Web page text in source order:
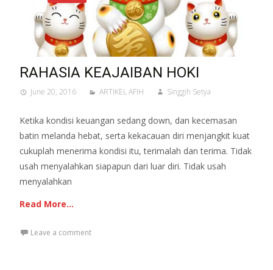
RAHASIA KEAJAIBAN HOKI
June 20, 2016 ARTIKEL AFIH Singgih Setya
Ketika kondisi keuangan sedang down, dan kecemasan
batin melanda hebat, serta kekacauan diri menjangkit kuat
cukuplah menerima kondisi itu, terimalah dan terima. Tidak
usah menyalahkan siapapun dari luar diri. Tidak usah
menyalahkan
Read More…
Leave a comment